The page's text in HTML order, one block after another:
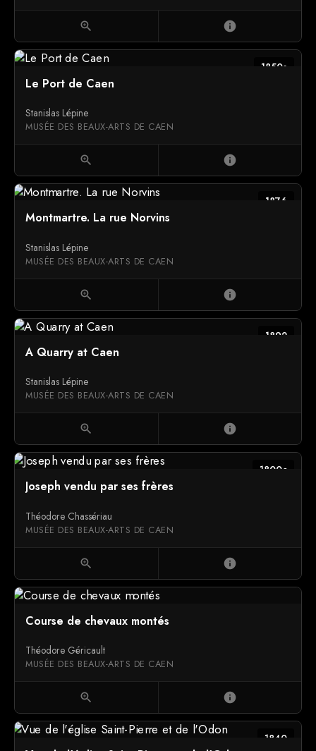
zoom_in info
1850s
Le Port de Caen
Stanislas Lépine
MUSÉE DES BEAUX-ARTS DE CAEN
zoom_in info
1876
Montmartre. La rue Norvins
Stanislas Lépine
MUSÉE DES BEAUX-ARTS DE CAEN
zoom_in info
1892
A Quarry at Caen
Stanislas Lépine
MUSÉE DES BEAUX-ARTS DE CAEN
zoom_in info
1800c
Joseph vendu par ses frères
Théodore Chassériau
MUSÉE DES BEAUX-ARTS DE CAEN
zoom_in info
Course de chevaux montés
Théodore Géricault
MUSÉE DES BEAUX-ARTS DE CAEN
zoom_in info
1840